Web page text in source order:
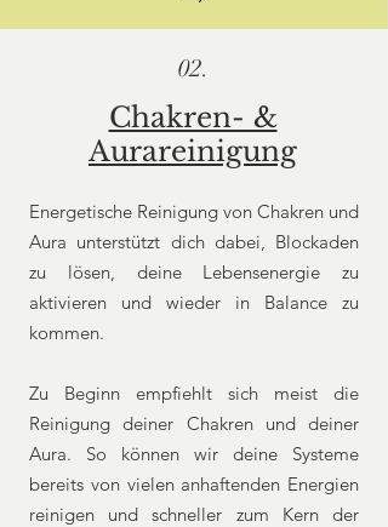
02.
Chakren- &
Aurareinigung
Energetische Reinigung von Chakren und
Aura unterstützt dich dabei, Blockaden
zu lösen, deine Lebensenergie zu
aktivieren und wieder in Balance zu
kommen.
Zu Beginn empfiehlt sich meist die
Reinigung deiner Chakren und deiner
Aura. So können wir deine Systeme
bereits von vielen anhaftenden Energien
reinigen und schneller zum Kern der